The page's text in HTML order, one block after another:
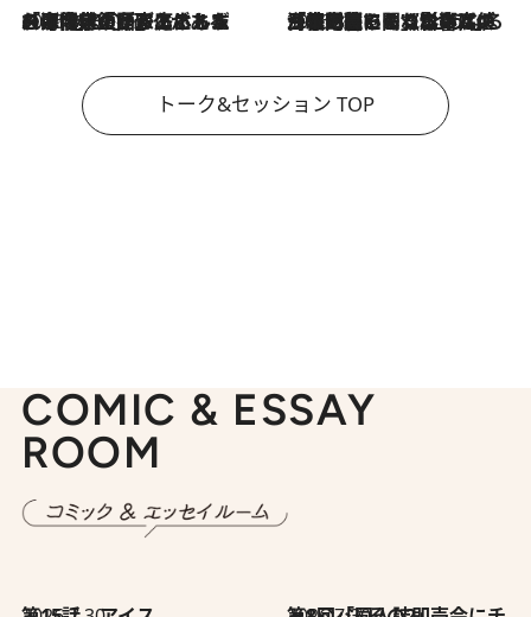
2026.8.3
「今後値上げがあるとすれば…」「リスクがあるのは今年の冬」エネルギー専門家が語る、ホルムズ海峡封鎖が家庭にもたらす“ある心配” 2026.8.3
「住宅建てられない…」「サーチャージ料の高値が続いている」ホルムズ海峡封鎖による影響はいつまで続く？《エネルギー専門家に聞く“どうなる日本の暮らし”》
トーク&セッション TOP
COMIC & ESSAY
ROOM